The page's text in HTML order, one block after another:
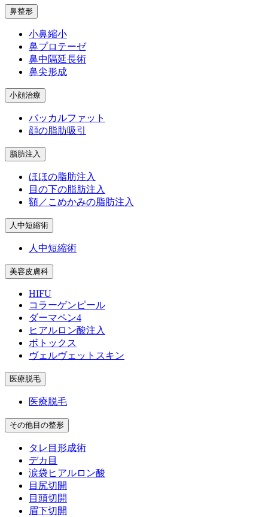
鼻整形
小鼻縮小
鼻プロテーゼ
鼻中隔延長術
鼻尖形成
小顔治療
バッカルファット
顔の脂肪吸引
脂肪注入
ほほの脂肪注入
目の下の脂肪注入
額／こめかみの脂肪注入
人中短縮術
人中短縮術
美容皮膚科
HIFU
コラーゲンピール
ダーマペン4
ヒアルロン酸注入
ボトックス
ヴェルヴェットスキン
医療脱毛
医療脱毛
その他目の整形
タレ目形成術
デカ目
涙袋ヒアルロン酸
目尻切開
目頭切開
眉下切開